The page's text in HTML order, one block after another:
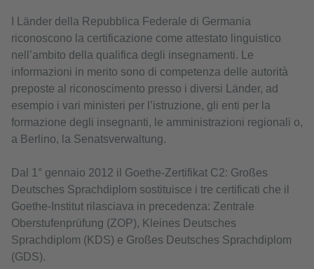
I Länder della Repubblica Federale di Germania
riconoscono la certificazione come attestato linguistico
nell’ambito della qualifica degli insegnamenti. Le
informazioni in merito sono di competenza delle autorità
preposte al riconoscimento presso i diversi Länder, ad
esempio i vari ministeri per l’istruzione, gli enti per la
formazione degli insegnanti, le amministrazioni regionali o,
a Berlino, la Senatsverwaltung.
Dal 1° gennaio 2012 il Goethe-Zertifikat C2: Großes
Deutsches Sprachdiplom sostituisce i tre certificati che il
Goethe-Institut rilasciava in precedenza: Zentrale
Oberstufenprüfung (ZOP), Kleines Deutsches
Sprachdiplom (KDS) e Großes Deutsches Sprachdiplom
(GDS).